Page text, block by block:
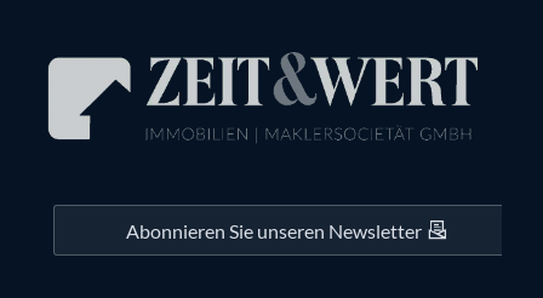
Abonnieren Sie unseren Newsletter